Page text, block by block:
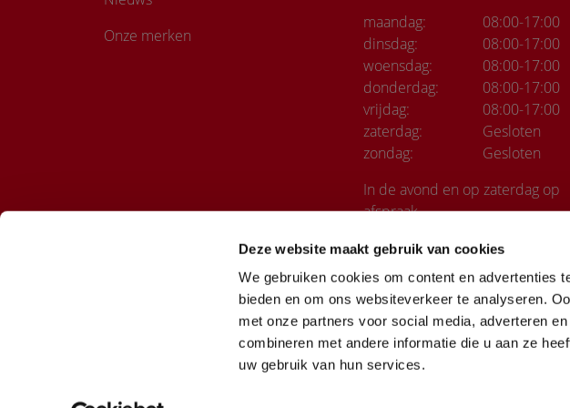
Deze website maakt gebruik van cookies
We gebruiken cookies om content en advertenties
bieden en om ons websiteverkeer te analyseren.
met onze partners voor social media, adverteren
combineren met andere informatie die u aan ze
uw gebruik van hun services.
Onze merken
maandag: 08:00-17:00
dinsdag:
08:00-17:00
woensdag:
08:00-17:00
donderdag:
08:00-17:00
vrijdag:
08:00-17:00
zaterdag:
Gesloten
zondag:
Gesloten
In de avond en op zaterdag op
afspraak